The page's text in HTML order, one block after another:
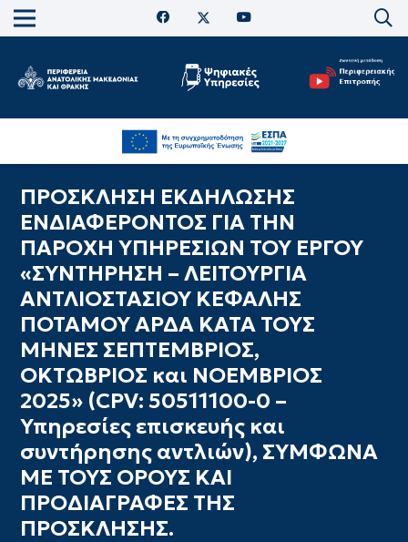
ΠΡΟΣΚΛΗΣΗ ΕΚΔΗΛΩΣΗΣ
ΕΝΔΙΑΦΕΡΟΝΤΟΣ ΓΙΑ ΤΗΝ
ΠΑΡΟΧΗ ΥΠΗΡΕΣΙΩΝ ΤΟΥ ΕΡΓΟΥ
«ΣΥΝΤΗΡΗΣΗ – ΛΕΙΤΟΥΡΓΙΑ
ΑΝΤΛΙΟΣΤΑΣΙΟΥ ΚΕΦΑΛΗΣ
ΠΟΤΑΜΟΥ ΆΡΔΑ ΚΑΤΑ ΤΟΥΣ
ΜΗΝΕΣ ΣΕΠΤΕΜΒΡΙΟΣ,
ΟΚΤΩΒΡΙΟΣ και ΝΟΕΜΒΡΙΟΣ
2025» (CPV: 50511100-0 –
Υπηρεσίες επισκευής και
συντήρησης αντλιών), ΣΥΜΦΩΝΑ
ΜΕ ΤΟΥΣ ΟΡΟΥΣ ΚΑΙ
ΠΡΟΔΙΑΓΡΑΦΕΣ ΤΗΣ
ΠΡΟΣΚΛΗΣΗΣ.